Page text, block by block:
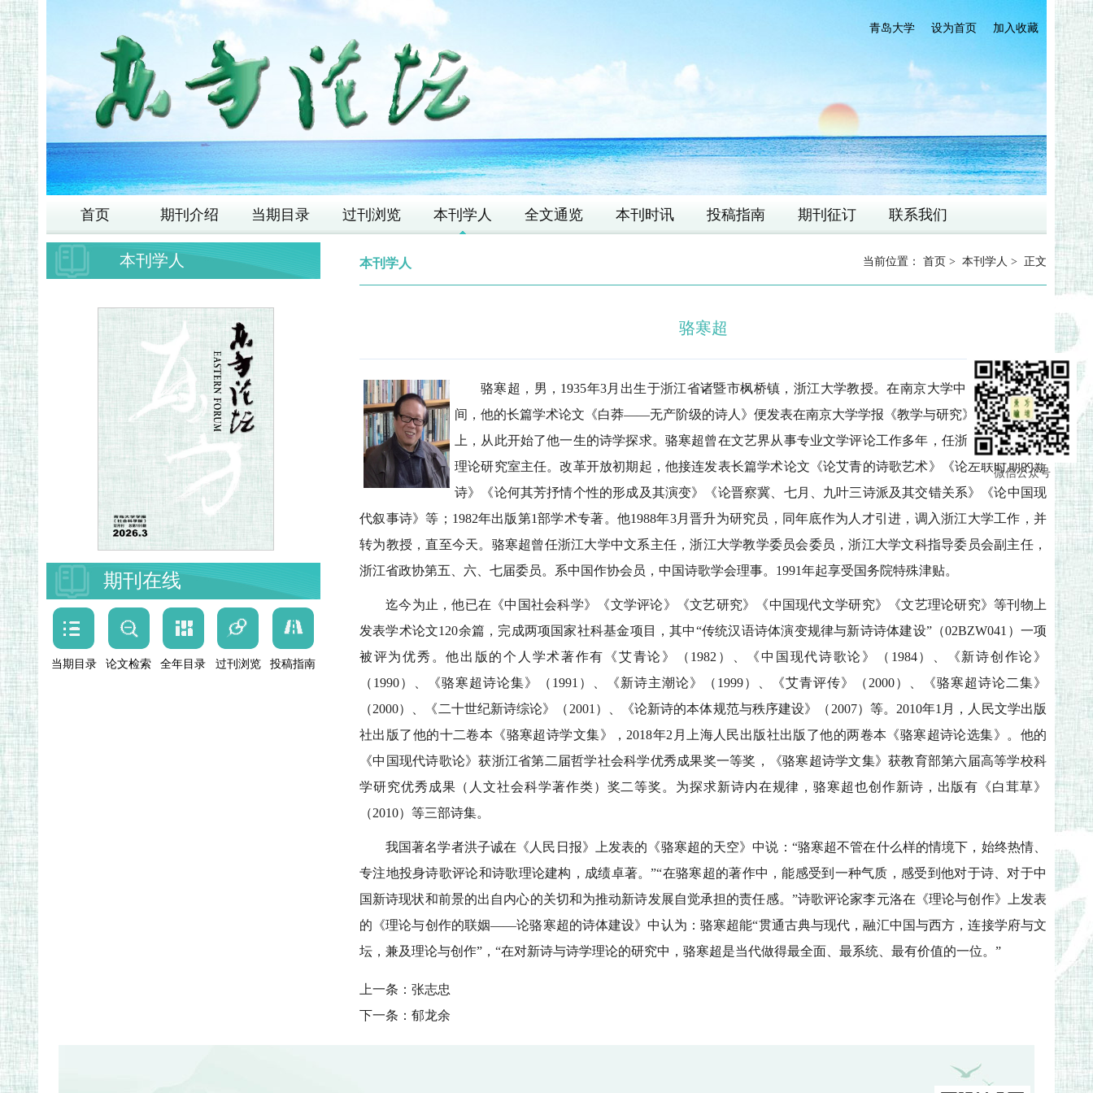
加入收藏
设为首页
青岛大学
首页 期刊介绍 当期目录 过刊浏览 本刊学人 全文通览 本刊时讯 投稿指南 期刊征订 联系我们
微信公众号
本刊学人
期刊在线
当期目录 论文检索 全年目录 过刊浏览 投稿指南
本刊学人 当前位置： 首页 > 本刊学人 > 正文
骆寒超
骆寒超，男，1935年3月出生于浙江省诸暨市枫桥镇，浙江大学教授。在南京大学中文系读大学期
间，他的长篇学术论文《白莽——无产阶级的诗人》便发表在南京大学学报《教学与研究》1957年第1期
上，从此开始了他一生的诗学探求。骆寒超曾在文艺界从事专业文学评论工作多年，任浙江省文联文艺
理论研究室主任。改革开放初期起，他接连发表长篇学术论文《论艾青的诗歌艺术》《论左联时期的新
诗》《论何其芳抒情个性的形成及其演变》《论晋察冀、七月、九叶三诗派及其交错关系》《论中国现
代叙事诗》等；1982年出版第1部学术专著。他1988年3月晋升为研究员，同年底作为人才引进，调入浙江大学工作，并
转为教授，直至今天。骆寒超曾任浙江大学中文系主任，浙江大学教学委员会委员，浙江大学文科指导委员会副主任，
浙江省政协第五、六、七届委员。系中国作协会员，中国诗歌学会理事。1991年起享受国务院特殊津贴。
迄今为止，他已在《中国社会科学》《文学评论》《文艺研究》《中国现代文学研究》《文艺理论研究》等刊物上
发表学术论文120余篇，完成两项国家社科基金项目，其中“传统汉语诗体演变规律与新诗诗体建设”（02BZW041）一项
被评为优秀。他出版的个人学术著作有《艾青论》（1982）、《中国现代诗歌论》（1984）、《新诗创作论》
（1990）、《骆寒超诗论集》（1991）、《新诗主潮论》（1999）、《艾青评传》（2000）、《骆寒超诗论二集》
（2000）、《二十世纪新诗综论》（2001）、《论新诗的本体规范与秩序建设》（2007）等。2010年1月，人民文学出版
社出版了他的十二卷本《骆寒超诗学文集》，2018年2月上海人民出版社出版了他的两卷本《骆寒超诗论选集》。他的
《中国现代诗歌论》获浙江省第二届哲学社会科学优秀成果奖一等奖，《骆寒超诗学文集》获教育部第六届高等学校科
学研究优秀成果（人文社会科学著作类）奖二等奖。为探求新诗内在规律，骆寒超也创作新诗，出版有《白茸草》
（2010）等三部诗集。
我国著名学者洪子诚在《人民日报》上发表的《骆寒超的天空》中说：“骆寒超不管在什么样的情境下，始终热情、
专注地投身诗歌评论和诗歌理论建构，成绩卓著。”“在骆寒超的著作中，能感受到一种气质，感受到他对于诗、对于中
国新诗现状和前景的出自内心的关切和为推动新诗发展自觉承担的责任感。”诗歌评论家李元洛在《理论与创作》上发表
的《理论与创作的联姻——论骆寒超的诗体建设》中认为：骆寒超能“贯通古典与现代，融汇中国与西方，连接学府与文
坛，兼及理论与创作”，“在对新诗与诗学理论的研究中，骆寒超是当代做得最全面、最系统、最有价值的一位。”
上一条： 张志忠
下一条： 郁龙余